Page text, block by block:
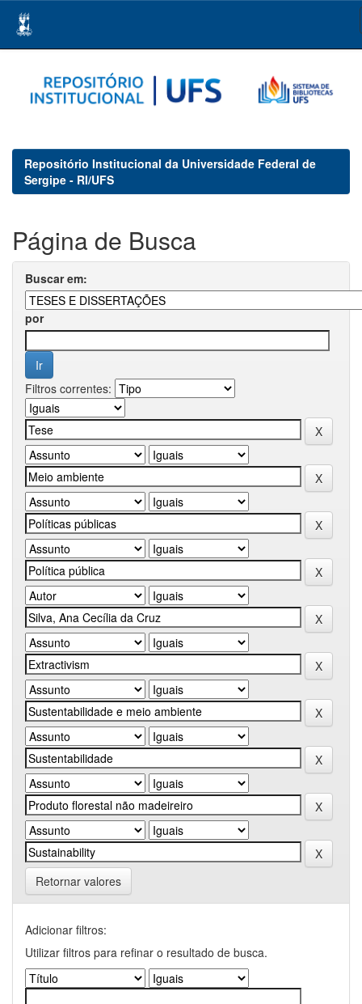
navigation
Repositório Institucional da Universidade Federal de
Sergipe - RI/UFS
Página de Busca
Buscar em:
por
Filtros correntes:
Retornar valores
Adicionar filtros:
Utilizar filtros para refinar o resultado de busca.